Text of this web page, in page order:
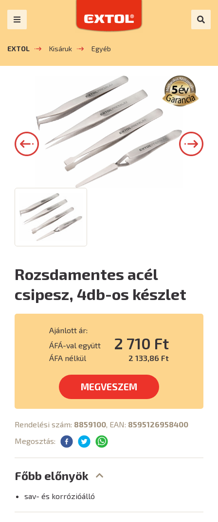
EXTOL Kisáruk Egyéb
Rozsdamentes acél
csipesz, 4db-os készlet
Ajánlott ár:
ÁFÁ-val együtt
2 710 Ft
ÁFA nélkül 2 133,86 Ft
MEGVESZEM
Rendelési szám: 8859100, EAN: 8595126958400
Megosztás:
Főbb előnyök
sav- és korrózióálló